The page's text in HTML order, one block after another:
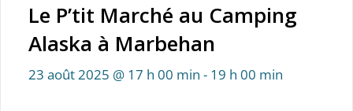
Le P’tit Marché au Camping
Alaska à Marbehan
23 août 2025 @ 17 h 00 min - 19 h 00 min